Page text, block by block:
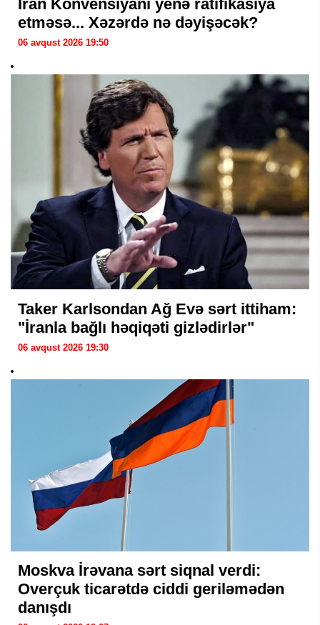
İran Konvensiyanı yenə ratifikasiya
etməsə... Xəzərdə nə dəyişəcək?
06 avqust 2026 19:50
Taker Karlsondan Ağ Evə sərt ittiham:
"İranla bağlı həqiqəti gizlədirlər"
06 avqust 2026 19:30
Moskva İrəvana sərt siqnal verdi:
Overçuk ticarətdə ciddi geriləmədən
danışdı